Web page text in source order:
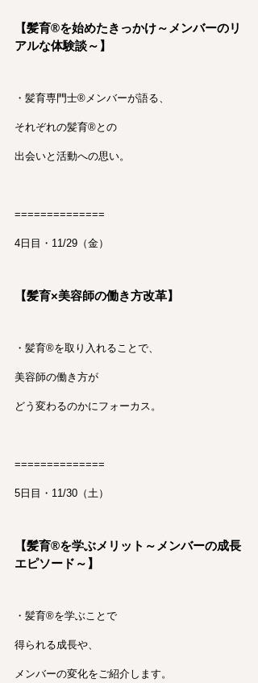
【髪育®︎を始めたきっかけ～メンバーのリ
アルな体験談～】
・髪育専門士®︎メンバーが語る、
それぞれの髪育®︎との
出会いと活動への思い。
==============
4日目・11/29（金）
【髪育×美容師の働き方改革】
・髪育®︎を取り入れることで、
美容師の働き方が
どう変わるのかにフォーカス。
==============
5日目・11/30（土）
【髪育®︎を学ぶメリット～メンバーの成長
エピソード～】
・髪育®︎を学ぶことで
得られる成長や、
メンバーの変化をご紹介します。